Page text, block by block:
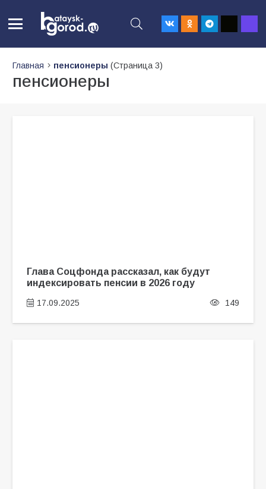
Главная пенсионеры (Страница 3)
пенсионеры
Глава Соцфонда рассказал, как будут
индексировать пенсии в 2026 году
17.09.2025 149